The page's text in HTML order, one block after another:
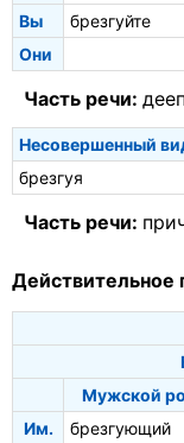
Вы
брезгуйте
Они
Часть речи:
Несовершенный
брезгуя
Часть речи:
Действительное
Мужской
Им.
брезгующий